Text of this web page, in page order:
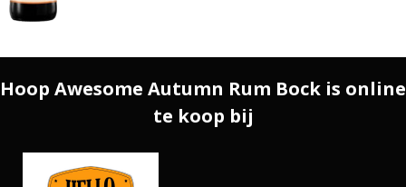
Hoop Awesome Autumn Rum Bock is online
te koop bij